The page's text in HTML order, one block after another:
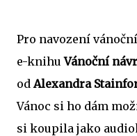
Pro navození
e-knihuVánoční
od Alexandra
Vánoc si ho dám
si koupila jako